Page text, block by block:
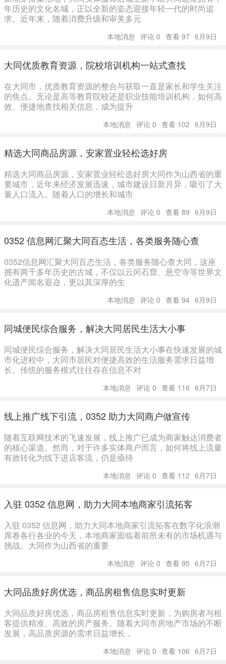
年历史的文化名城，正以全新的姿态迎接年轻一代的时尚追
求。近年来，随着消费升级和审美多元
本地消息 评论 0 查看 97 6月9日
大同优质教育资源，院校培训机构一站式查找
在大同市，优质教育资源的整合与获取一直是家长和学生关注
的焦点。无论是高等教育院校还是职业技能培训机构，如何高
效、便捷地查找相关信息，成为提升
本地消息 评论 0 查看 102 6月9日
精选大同商品房源，安家置业轻松选好房
精选大同商品房源，安家置业轻松选好房大同作为山西省的重
要城市，近年来经济发展迅速，城市建设日新月异，吸引了大
量人口流入。随着人口的增长和城市
本地消息 评论 0 查看 89 6月9日
0352 信息网汇聚大同百态生活，各类服务随心查
0352信息网汇聚大同百态生活，各类服务随心查大同，这座
拥有两千多年历史的古城，不仅以云冈石窟、悬空寺等世界文
化遗产闻名遐迩，更以其深厚的生
本地消息 评论 0 查看 94 6月9日
同城便民综合服务，解决大同居民生活大小事
同城便民综合服务，解决大同居民生活大小事在快速发展的城
市化进程中，大同市居民对便捷高效的生活服务需求日益增
长。传统的服务模式往往存在信息不对
本地消息 评论 0 查看 116 6月7日
线上推广线下引流，0352 助力大同商户做宣传
随着互联网技术的飞速发展，线上推广已成为商家触达消费者
的核心渠道。然而，对于许多实体商户而言，如何将线上流量
有效转化为线下进店客流，仍是亟待
本地消息 评论 0 查看 112 6月7日
入驻 0352 信息网，助力大同本地商家引流拓客
入驻 0352 信息网，助力大同本地商家引流拓客在数字化浪潮
席卷各行各业的今天，本地商家面临着前所未有的市场机遇与
挑战。大同作为山西省的重要
本地消息 评论 0 查看 95 6月7日
大同品质好房优选，商品房租售信息实时更新
大同品质好房优选，商品房租售信息实时更新，为购房者与租
客提供精准、高效的房产服务。随着大同市房地产市场的不断
发展，高品质房源的需求日益增长，
本地消息 评论 0 查看 106 6月7日